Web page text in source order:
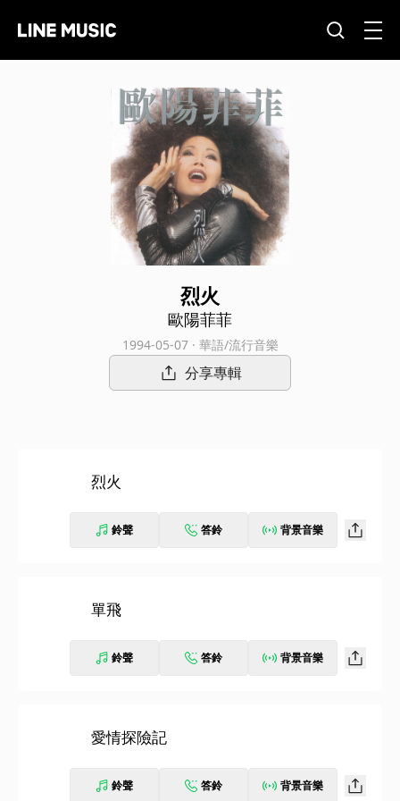
烈火
歐陽菲菲
1994-05-07 · 華語/流行音樂
分享專輯
烈火
鈴聲 答鈴 背景音樂
單飛
鈴聲 答鈴 背景音樂
愛情探險記
鈴聲 答鈴 背景音樂